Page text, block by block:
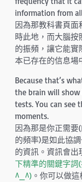
information from
因為那教科書頁
時此地，而大腦
的振頻，讓它能實
本已存在的信息場
Because that’s
the brain will show
tests. You can see
moments.
因為那是你正需
的頻率)是如此協
的資訊。資訊會出
下精準的關鍵字詞
^_^) 。你可以做